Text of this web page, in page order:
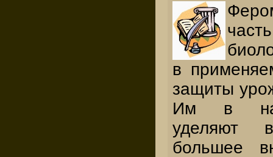
в
защиты
Им в
уделяют
большее